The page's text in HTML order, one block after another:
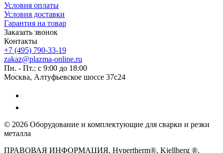
Условия оплаты
Условия доставки
Гарантия на товар
Заказать звонок
Контакты
+7 (495) 790-33-19
zakaz@plazma-online.ru
Пн. - Пт.: с 9:00 до 18:00
Москва, Алтуфьевское шоссе 37с24
© 2026 Оборудование и комплектующие для сварки и резки
металла
ПРАВОВАЯ ИНФОРМАЦИЯ. Hypertherm®, Kjellberg ®,